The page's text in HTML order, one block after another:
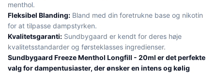
menthol.
Fleksibel Blanding: Bland med din foretrukne base og nikotin
for at tilpasse dampstyrken.
Kvalitetsgaranti: Sundbygaard er kendt for deres høje
kvalitetsstandarder og førsteklasses ingredienser.
Sundbygaard Freeze Menthol Longfill - 20ml er det perfekte
valg for dampentusiaster, der ønsker en intens og kølig